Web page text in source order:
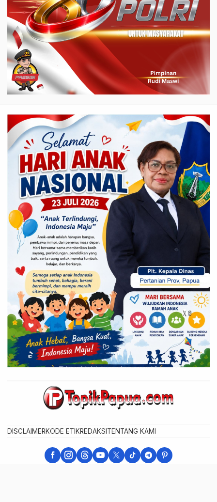
DISCLAIMERKODE ETIKREDAKSITENTANG KAMI